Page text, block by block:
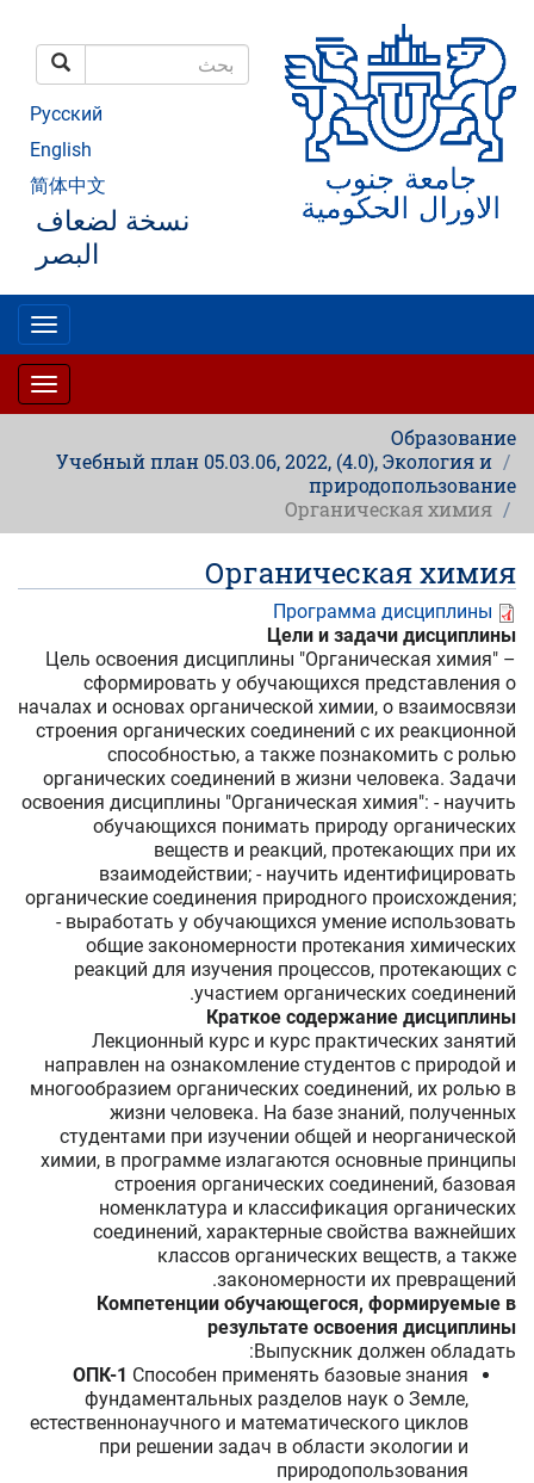
المحتوى
الرئيسي
بحث
Русский
English
简体中文
نسخة لضعاف
البصر
Образование
Учебный план 05.03.06, 2022, (4.0), Экология и
природопользование
Органическая химия
Органическая химия
Программа дисциплины
Цели и задачи дисциплины
Цель освоения дисциплины "Органическая химия" –
сформировать у обучающихся представления о
началах и основах органической химии, о взаимосвязи
строения органических соединений с их реакционной
способностью, а также познакомить с ролью
органических соединений в жизни человека. Задачи
освоения дисциплины "Органическая химия": - научить
обучающихся понимать природу органических
веществ и реакций, протекающих при их
взаимодействии; - научить идентифицировать
органические соединения природного происхождения;
- выработать у обучающихся умение использовать
общие закономерности протекания химических
реакций для изучения процессов, протекающих с
участием органических соединений.
Краткое содержание дисциплины
Лекционный курс и курс практических занятий
направлен на ознакомление студентов с природой и
многообразием органических соединений, их ролью в
жизни человека. На базе знаний, полученных
студентами при изучении общей и неорганической
химии, в программе излагаются основные принципы
строения органических соединений, базовая
номенклатура и классификация органических
соединений, характерные свойства важнейших
классов органических веществ, а также
закономерности их превращений.
Компетенции обучающегося, формируемые в
результате освоения дисциплины
Выпускник должен обладать:
ОПК-1 Способен применять базовые знания
фундаментальных разделов наук о Земле,
естественнонаучного и математического циклов
при решении задач в области экологии и
природопользования